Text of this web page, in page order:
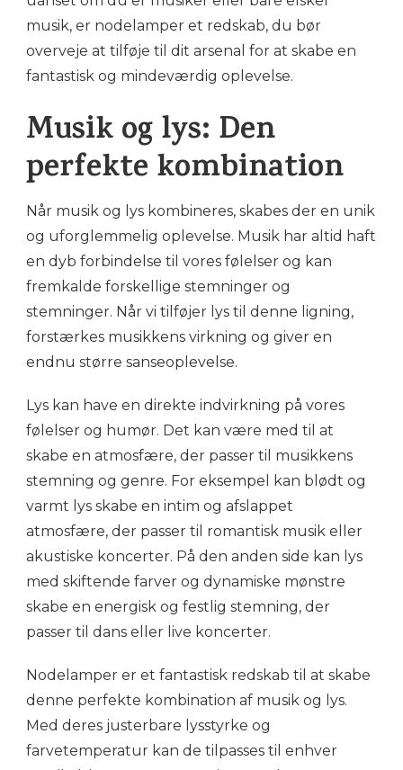
musik, er nodelamper et redskab, du bør
overveje at tilføje til dit arsenal for at skabe en
fantastisk og mindeværdig oplevelse.
Musik og lys: Den
perfekte kombination
Når musik og lys kombineres, skabes der en unik
og uforglemmelig oplevelse. Musik har altid haft
en dyb forbindelse til vores følelser og kan
fremkalde forskellige stemninger og
stemninger. Når vi tilføjer lys til denne ligning,
forstærkes musikkens virkning og giver en
endnu større sanseoplevelse.
Lys kan have en direkte indvirkning på vores
følelser og humør. Det kan være med til at
skabe en atmosfære, der passer til musikkens
stemning og genre. For eksempel kan blødt og
varmt lys skabe en intim og afslappet
atmosfære, der passer til romantisk musik eller
akustiske koncerter. På den anden side kan lys
med skiftende farver og dynamiske mønstre
skabe en energisk og festlig stemning, der
passer til dans eller live koncerter.
Nodelamper er et fantastisk redskab til at skabe
denne perfekte kombination af musik og lys.
Med deres justerbare lysstyrke og
farvetemperatur kan de tilpasses til enhver